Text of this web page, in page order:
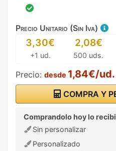
Precio Unitario (Sin Iva)
3,30€
+1 ud.
2,08€
500 uds.
Precio: desde 1,84€/ud.
COMPRA Y
Comprandolo hoy lo
Sin personalizar
Personalizado